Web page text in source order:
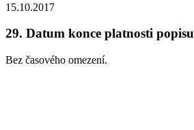
15.10.2017
29. Datum konce platnosti popisu
Bez časového omezení.